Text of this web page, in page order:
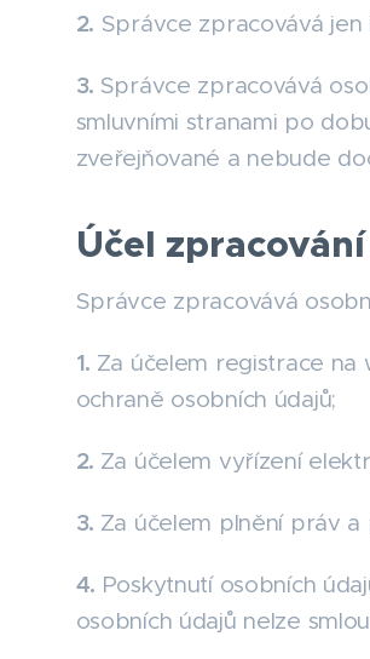
2. Správce zpracovává
3. Správce zpracovává
smluvními stranami po
zveřejňované a nebude
Účel
Správce zpracovává
1. Za účelem registrace na
ochraně osobních údajů;
2. Za účelem vyřízení
3. Za účelem plnění práv a
4. Poskytnutí osobních
osobních údajů nelze